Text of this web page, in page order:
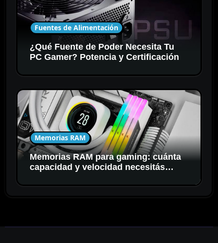
Fuentes de Alimentación
¿Qué Fuente de Poder Necesita Tu
PC Gamer? Potencia y Certificación
Memorias RAM
Memorias RAM para gaming: cuánta
capacidad y velocidad necesitás